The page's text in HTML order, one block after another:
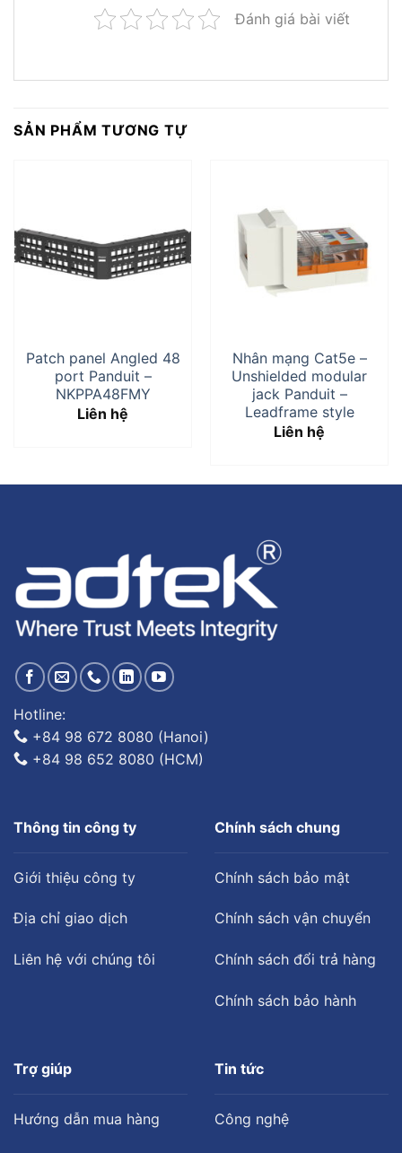
Đánh giá bài viết
SẢN PHẨM TƯƠNG TỰ
Patch panel Angled 48
port Panduit –
NKPPA48FMY
Liên hệ
Nhân mạng Cat5e –
Unshielded modular
jack Panduit –
Leadframe style
Liên hệ
Hotline:
+84 98 672 8080 (Hanoi)
+84 98 652 8080 (HCM)
Thông tin công ty
Giới thiệu công ty
Địa chỉ giao dịch
Liên hệ với chúng tôi
Chính sách chung
Chính sách bảo mật
Chính sách vận chuyển
Chính sách đổi trả hàng
Chính sách bảo hành
Trợ giúp
Hướng dẫn mua hàng
Tin tức
Công nghệ